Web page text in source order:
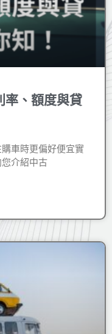
率、額度與貸
車時更偏好便宜實
介紹中古